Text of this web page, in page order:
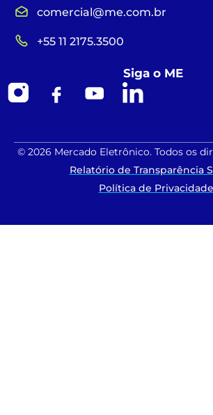
comercial@me.com.br
+55 11 2175.3500
Siga o ME
© 2026 Mercado Eletrônico. Todos os
Relatório de Transparência
Política de Privacidade